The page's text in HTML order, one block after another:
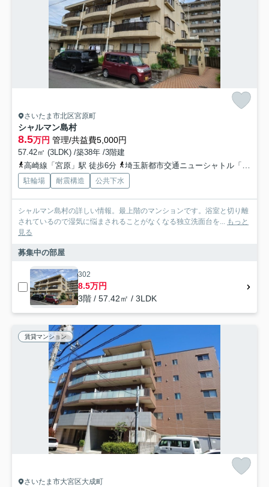
さいたま市北区宮原町
シャルマン島村
8.5万円 管理/共益費5,000円
57.42㎡ (3LDK) /築38年 /3階建
高崎線「宮原」駅 徒歩6分
埼玉新都市交通ニューシャトル「加茂宮」駅 徒歩10分
駐輪場 耐震構造 公共下水
シャルマン島村の詳しい情報。最上階のマンションです。浴室と切り離
されているので湿気に悩まされることがなくなる独立洗面台を... もっと
見る
募集中の部屋
302
8.5万円
3階 / 57.42㎡ / 3LDK
賃貸マンション
さいたま市大宮区大成町